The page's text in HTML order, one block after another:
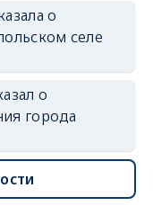
о
селе
о
города